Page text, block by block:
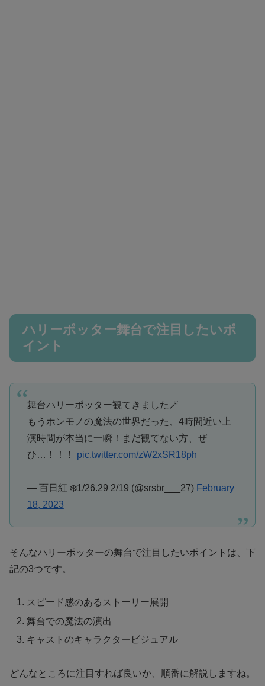
ハリーポッター舞台で注目したいポ
イント
舞台ハリーポッター観てきました🪄
もうホンモノの魔法の世界だった、4時間近い上
演時間が本当に一瞬！まだ観てない方、ぜ
ひ…！！！ pic.twitter.com/zW2xSR18ph
— 百日紅 ❄️1/26.29 2/19 (@srsbr___27) February
18, 2023
そんなハリーポッターの舞台で注目したいポイントは、下
記の3つです。
スピード感のあるストーリー展開
舞台での魔法の演出
キャストのキャラクタービジュアル
どんなところに注目すれば良いか、順番に解説しますね。